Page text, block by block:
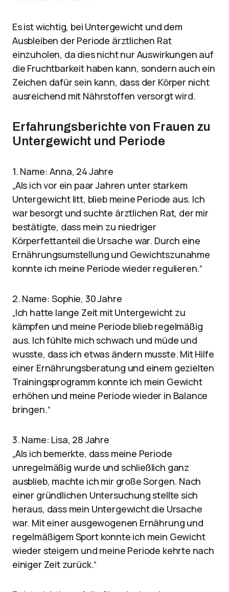
Es ist wichtig, bei Untergewicht und dem
Ausbleiben der Periode ärztlichen Rat
einzuholen, da dies nicht nur Auswirkungen auf
die Fruchtbarkeit haben kann, sondern auch ein
Zeichen dafür sein kann, dass der Körper nicht
ausreichend mit Nährstoffen versorgt wird.
Erfahrungsberichte von Frauen zu
Untergewicht und Periode
1. Name: Anna, 24 Jahre
„Als ich vor ein paar Jahren unter starkem
Untergewicht litt, blieb meine Periode aus. Ich
war besorgt und suchte ärztlichen Rat, der mir
bestätigte, dass mein zu niedriger
Körperfettanteil die Ursache war. Durch eine
Ernährungsumstellung und Gewichtszunahme
konnte ich meine Periode wieder regulieren.“
2. Name: Sophie, 30 Jahre
„Ich hatte lange Zeit mit Untergewicht zu
kämpfen und meine Periode blieb regelmäßig
aus. Ich fühlte mich schwach und müde und
wusste, dass ich etwas ändern musste. Mit Hilfe
einer Ernährungsberatung und einem gezielten
Trainingsprogramm konnte ich mein Gewicht
erhöhen und meine Periode wieder in Balance
bringen.“
3. Name: Lisa, 28 Jahre
„Als ich bemerkte, dass meine Periode
unregelmäßig wurde und schließlich ganz
ausblieb, machte ich mir große Sorgen. Nach
einer gründlichen Untersuchung stellte sich
heraus, dass mein Untergewicht die Ursache
war. Mit einer ausgewogenen Ernährung und
regelmäßigem Sport konnte ich mein Gewicht
wieder steigern und meine Periode kehrte nach
einiger Zeit zurück.“